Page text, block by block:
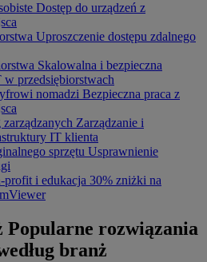
Dostęp do urządzeń z
Uproszczenie dostępu zdalnego
Skalowalna i bezpieczna
przedsiębiorstwach
nomadzi Bezpieczna praca z
zarządzanych Zarządzanie i
IT klienta
sprzętu Usprawnienie
profit i edukacja 30% zniżki na
Popularne rozwiązania
branż